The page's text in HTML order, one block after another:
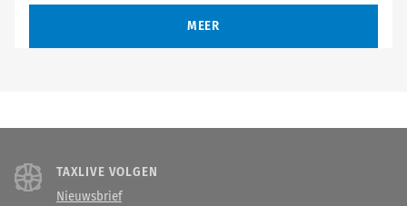
MEER
TAXLIVE VOLGEN
Nieuwsbrief